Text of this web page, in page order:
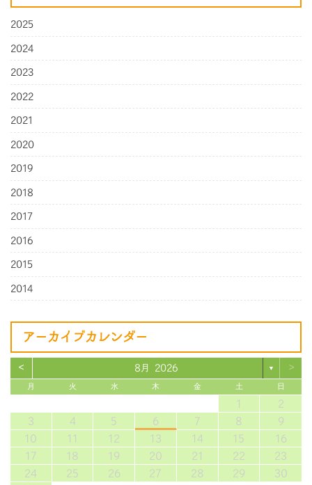
2025
2024
2023
2022
2021
2020
2019
2018
2017
2016
2015
2014
アーカイブカレンダー
< 8月 2026 ▼ >
月 火 水 木 金 土 日
1
2
3
4 5 6 7 8
9
10
11 12 13 14 15
16
17
18 19 20 21 22
23
24
25 26 27 28 29
30